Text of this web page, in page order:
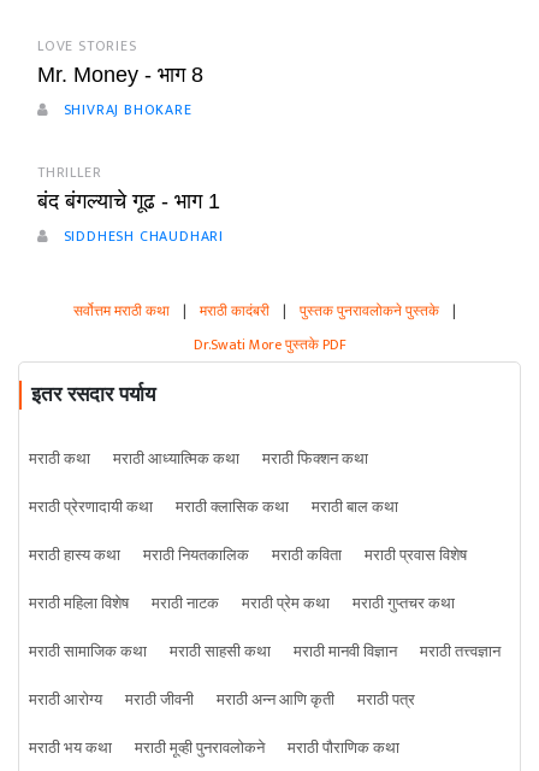
LOVE STORIES
Mr. Money - भाग 8
SHIVRAJ BHOKARE
THRILLER
बंद बंगल्याचे गूढ - भाग 1
SIDDHESH CHAUDHARI
सर्वोत्तम मराठी कथा | मराठी कादंबरी | पुस्तक पुनरावलोकने पुस्तके |
Dr.Swati More पुस्तके PDF
इतर रसदार पर्याय
मराठी कथा मराठी आध्यात्मिक कथा
मराठी फिक्शन कथा
मराठी प्रेरणादायी कथा
मराठी क्लासिक कथा
मराठी बाल कथा
मराठी हास्य कथा
मराठी नियतकालिक मराठी कविता
मराठी प्रवास विशेष
मराठी महिला विशेष
मराठी नाटक मराठी प्रेम कथा
मराठी गुप्तचर कथा
मराठी सामाजिक कथा
मराठी साहसी कथा मराठी मानवी विज्ञान
मराठी तत्त्वज्ञान
मराठी आरोग्य
मराठी जीवनी मराठी अन्न आणि कृती
मराठी पत्र
मराठी भय कथा
मराठी मूव्ही पुनरावलोकने
मराठी पौराणिक कथा